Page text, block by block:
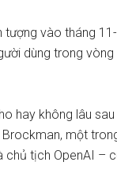
tượng vào tháng
dùng trong
hay không lâu sau
một
chủ tịch OpenAI –